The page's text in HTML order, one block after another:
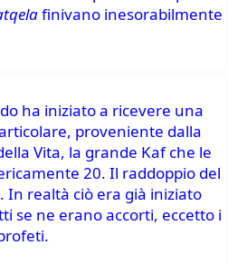
finivano inesorabilmente
ha iniziato a ricevere una
proveniente dalla
Vita, la grande Kaf che le
20. Il raddoppio del
In realtà ciò era già iniziato
se ne erano accorti, eccetto i